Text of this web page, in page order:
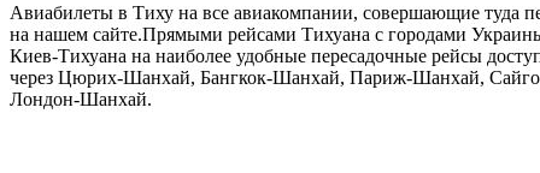
Авиабилеты в Тиху на все авиакомпании, совершающие туда
на нашем сайте.Прямыми рейсами Тихуана с городами
Киев-Тихуана на наиболее удобные пересадочные рейсы
через Цюрих-Шанхай, Бангкок-Шанхай, Париж-Шанхай,
Лондон-Шанхай.